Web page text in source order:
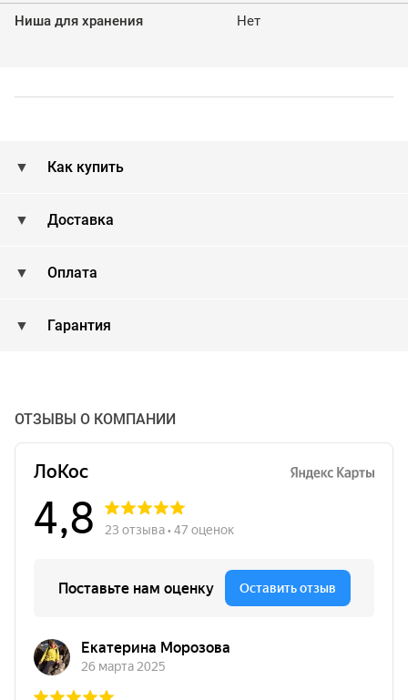
Ниша для хранения Нет
Как купить
Доставка
Оплата
Гарантия
ОТЗЫВЫ О КОМПАНИИ